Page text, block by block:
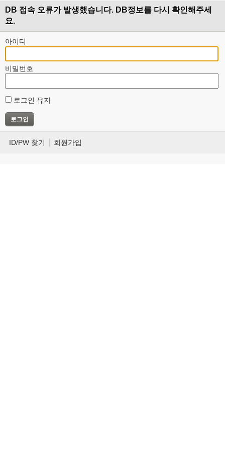
DB 접속 오류가 발생했습니다. DB정보를 다시 확인해주세
요.
아이디
비밀번호
로그인 유지
ID/PW 찾기 회원가입